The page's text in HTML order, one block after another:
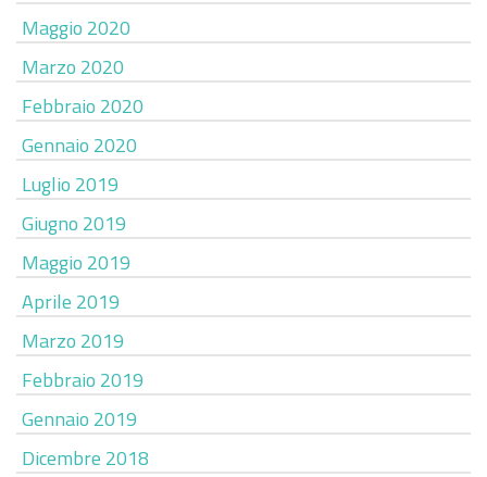
Maggio 2020
Marzo 2020
Febbraio 2020
Gennaio 2020
Luglio 2019
Giugno 2019
Maggio 2019
Aprile 2019
Marzo 2019
Febbraio 2019
Gennaio 2019
Dicembre 2018